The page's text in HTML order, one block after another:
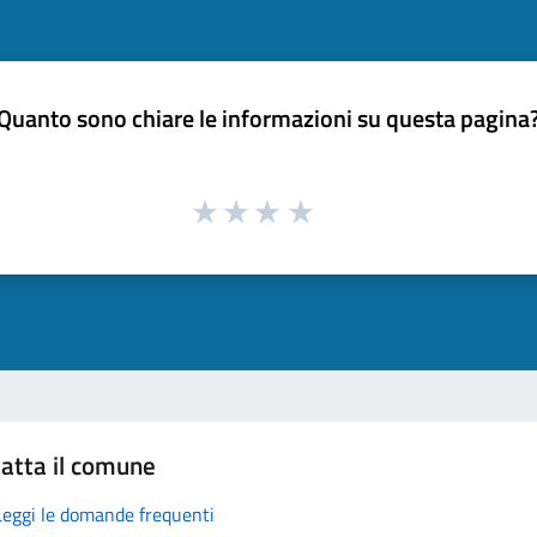
sono chiare le informazioni su questa
il comune
le domande frequenti